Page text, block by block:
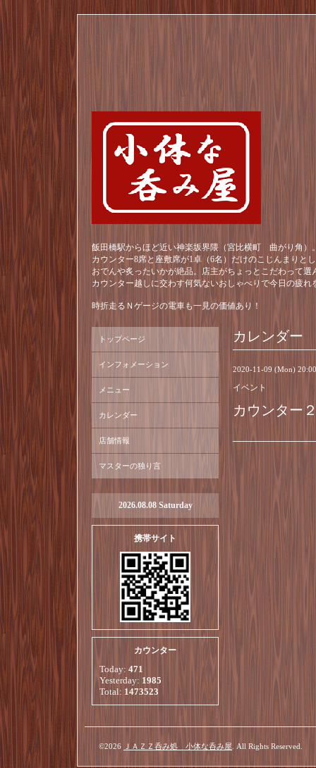
飯田橋駅からほど近い神楽坂界隈（宮比横町 曲がり角）
カウンター8席と座敷席が1卓（6名）だけのこじんまりと
おでんや炙ったいかが絶品。店主がちょっとこだわって
カウンター越しに交わす何気ないおしゃべりで今日の疲れ
時折走るＮゲージの電車も一見の価値あり！
カレンダー
2020-11-09 (Mon)
イベント
カウンター
トップページ
インフォメーション
メニュー
カレンダー
店舗情報
マスターの独り言
2026.08.08 Saturday
携帯サイト
カウンター
Today: 471
Yesterday: 1985
Total: 1473523
©2026 ＪＡＺＺ呑み処 小体な呑み屋 . All Rights Reserved.